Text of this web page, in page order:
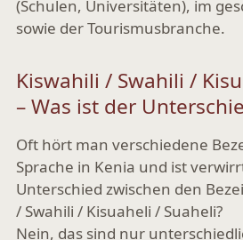
(Schulen, Universitäten), im
sowie der Tourismusbranche.
Kiswahili / Swahili /
– Was ist der
Oft hört man verschiedene
Sprache in Kenia und ist
Unterschied zwischen den
/ Swahili / Kisuaheli / Suaheli?
Nein, das sind nur